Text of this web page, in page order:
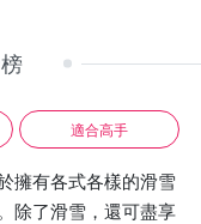
適合高手
擁有各式各樣的滑雪
除了滑雪，還可盡享